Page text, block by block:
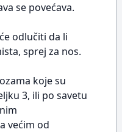
se povećava.
odlučiti da li
sprej za nos.
koje su
3, ili po savetu
većim od